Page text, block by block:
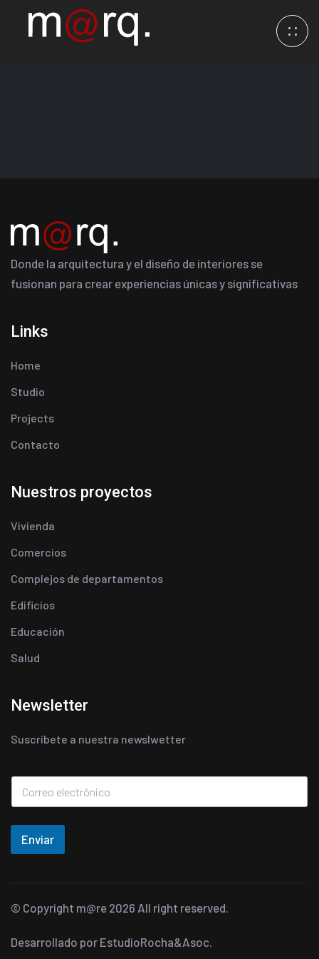
Donde la arquitectura y el diseño de interiores se
fusionan para crear experiencias únicas y significativas
Links
Home
Studio
Projects
Contacto
Nuestros proyectos
Vivienda
Comercios
Complejos de departamentos
Edificios
Educación
Salud
Newsletter
Suscríbete a nuestra newslwetter
Enviar
© Copyright m@re 2026 All right reserved.
Desarrollado por EstudioRocha&Asoc.